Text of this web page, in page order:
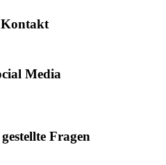
Kontakt
Media
Fragen